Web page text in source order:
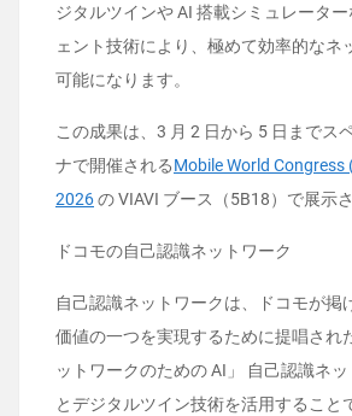
ジタルツインや AI 搭載シミュレータ
ェント技術により、極めて効率的なネ
可能になります。
この成果は、3 月 2 日から 5 日までス
ナで開催されるMobile World Congress
2026の VIAVI ブース（5B18）で展示さ
ドコモの自己認識ネットワーク
自己認識ネットワークは、ドコモが掲
価値の一つを実現するために提唱され
ットワークのための AI」 自己認識ネ
とデジタルツイン技術を活用すること